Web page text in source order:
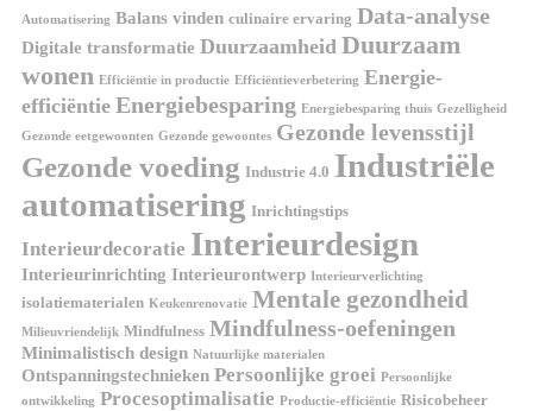
Automatisering Balans vinden culinaire ervaring Data-analyse
Digitale transformatie Duurzaamheid Duurzaam
wonen Efficiëntie in productie Efficiëntieverbetering Energie-
efficiëntie Energiebesparing Energiebesparing thuis Gezelligheid
Gezonde eetgewoonten Gezonde gewoontes Gezonde levensstijl
Gezonde voeding Industrie 4.0 Industriële
automatisering Inrichtingstips
Interieurdecoratie Interieurdesign
Interieurinrichting Interieurontwerp Interieurverlichting
isolatiematerialen Keukenrenovatie Mentale gezondheid
Milieuvriendelijk Mindfulness Mindfulness-oefeningen
Minimalistisch design Natuurlijke materialen
Ontspanningstechnieken Persoonlijke groei Persoonlijke
ontwikkeling Procesoptimalisatie Productie-efficiëntie Risicobeheer